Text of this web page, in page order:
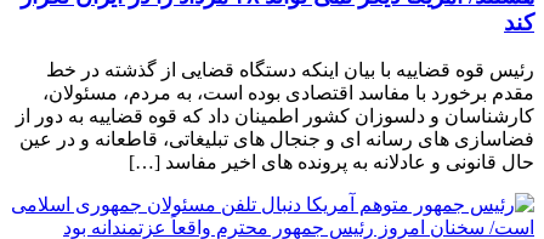
کند
رئیس قوه قضاییه با بیان اینکه دستگاه قضایی از گذشته در خط
مقدم برخورد با مفاسد اقتصادی بوده است، به مردم، مسئولان،
کارشناسان و دلسوزان کشور اطمینان داد که قوه قضاییه به دور از
فضاسازی های رسانه ای و جنجال های تبلیغاتی، قاطعانه و در عین
حال قانونی و عادلانه به پرونده های اخیر مفاسد […]